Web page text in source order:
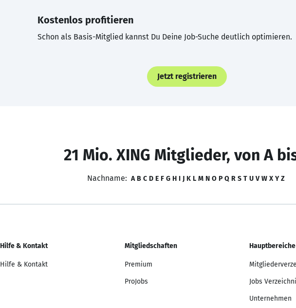
Kostenlos profitieren
Schon als Basis-Mitglied kannst Du Deine Job-Suche deutlich optimieren.
Jetzt registrieren
21 Mio. XING Mitglieder, von A
Nachname: A B C D E F G H I J K L M N O P Q R S T U V W X Y Z
Hilfe & Kontakt
Hilfe & Kontakt
Mitgliedschaften
Premium
ProJobs
Hauptbereiche
Jobs
Unternehmen